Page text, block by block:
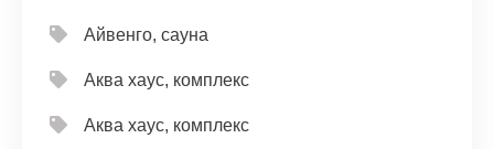
Айвенго, сауна
Аква хаус, комплекс
Аква хаус, комплекс